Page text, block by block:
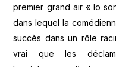
premier grand air « Io
dans lequel la
succès dans un rôle
vrai que les